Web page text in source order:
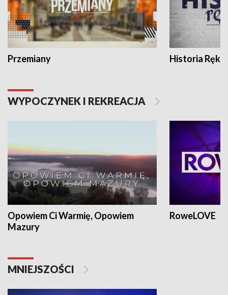
Przemiany Historia Ręką
WYPOCZYNEK I REKREACJA
Opowiem Ci Warmię, Opowiem
Mazury
RoweLOVE
MNIEJSZOŚCI